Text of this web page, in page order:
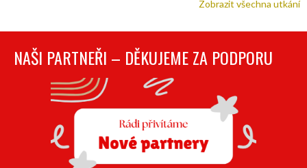
Zobrazit všechna utkání
NAŠI PARTNEŘI – DĚKUJEME ZA PODPORU